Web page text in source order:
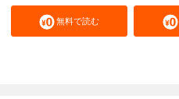
無料で読む